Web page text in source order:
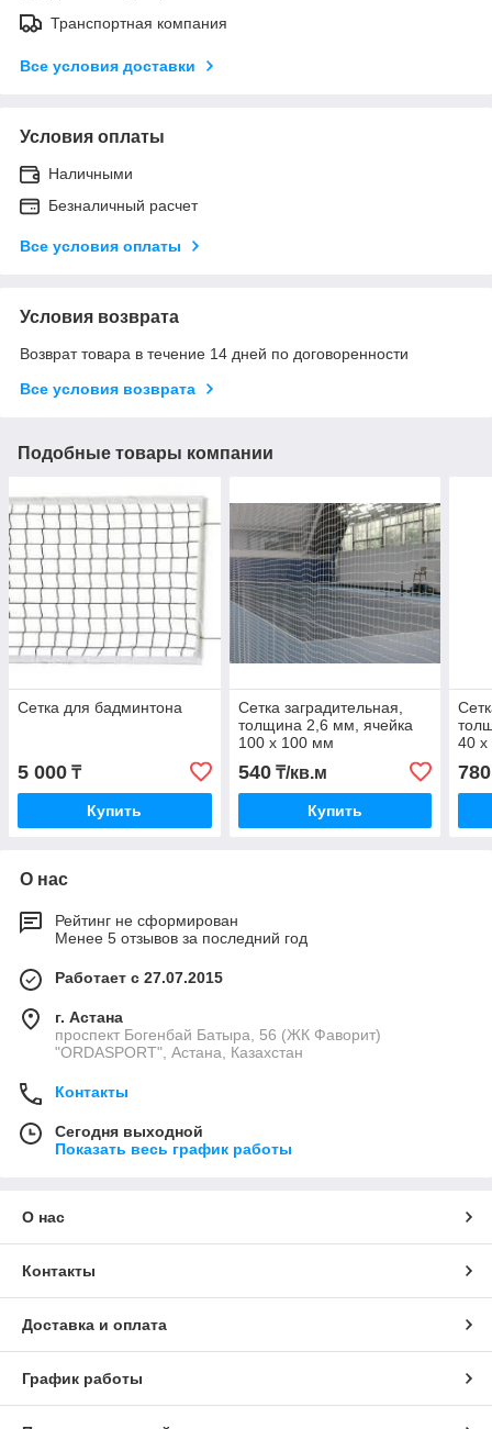
Транспортная компания
Все условия доставки
Условия оплаты
Наличными
Безналичный расчет
Все условия оплаты
Условия возврата
Возврат товара в течение 14 дней по договоренности
Все условия возврата
Подобные товары компании
Сетка для бадминтона
5 000 ₸
Купить
Сетка заградительная,
толщина 2,6 мм, ячейка
100 х 100 мм
540₸/кв.м
Купить
40
780
О нас
Рейтинг не сформирован
Менее 5 отзывов за последний год
Работает с 27.07.2015
г. Астана
проспект Богенбай Батыра, 56 (ЖК Фаворит)
"ORDASPORT", Астана, Казахстан
Контакты
Сегодня выходной
Показать весь график работы
О нас
Контакты
Доставка и оплата
График работы